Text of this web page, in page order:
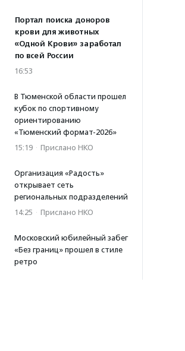
Портал поиска доноров
крови для животных
«Одной Крови» заработал
по всей России
16:53
В Тюменской области прошел
кубок по спортивному
ориентированию
«Тюменский формат-2026»
15:19 · Прислано НКО
Организация «Радость»
открывает сеть
региональных подразделений
14:25 · Прислано НКО
Московский юбилейный забег
«Без границ» прошел в стиле
ретро